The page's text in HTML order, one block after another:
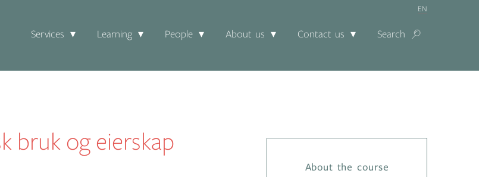
EN
Services Learning People About us Contact us Search
bruk og eierskap
About the course